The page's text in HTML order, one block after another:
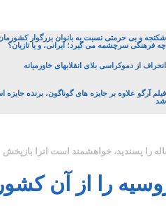
شکنجه و بی حرمتی نسبت به بانوان بزرگوار
چه فرهنگی سرچشمه می گیرد؛ ایرانی، و یا تازیان؟
انحراف از دموکراسی بلای انقلابهای خاورمیانه
فیلم آرگو علاوه بر جایزه های گوناگون، برنده جایزه
شد
را پسندید، خواهشمند است آنرا بازپخش
را از آن کشور